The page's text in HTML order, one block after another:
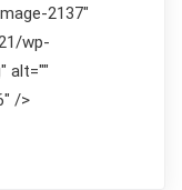
2137"
wp-
alt=""
/>